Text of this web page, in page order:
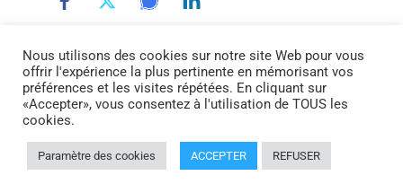
LE SNPPS INTERLOCUTEURS LA POLICE SCIENTIFIQUE
LA FASMI RÉMUNÉRATIONS ACTUALITÉ DOCUMENTATION
CONTACTEZ-NOUS
© SNPPS.FR -Mentions légales
Nous utilisons des cookies sur notre site Web pour vous
offrir l'expérience la plus pertinente en mémorisant vos
préférences et les visites répétées. En cliquant sur
«Accepter», vous consentez à l'utilisation de TOUS les
cookies.
Paramètre des cookies ACCEPTER REFUSER